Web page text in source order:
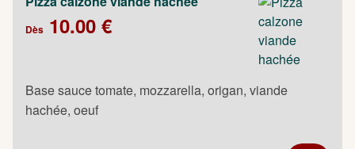
Dès 10.00 €
Base sauce tomate, mozzarella, origan, viande
hachée, oeuf